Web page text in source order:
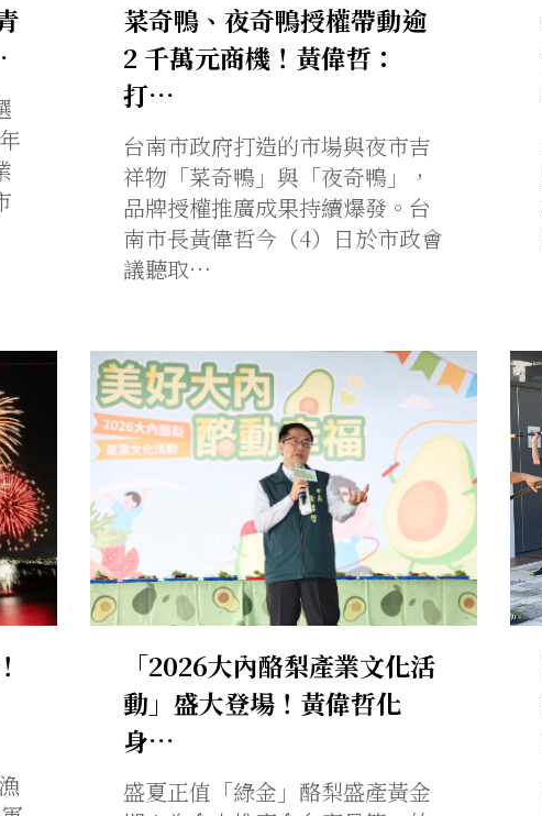
菜奇鴨、夜奇鴨授權帶動逾
2 千萬元商機！黃偉哲：
打…
台南市政府打造的市場與夜市吉
祥物「菜奇鴨」與「夜奇鴨」，
品牌授權推廣成果持續爆發。台
南市長黃偉哲今（4）日於市政會
議聽取…
「2026大內酪梨產業文化活
動」盛大登場！黃偉哲化
身…
盛夏正值「綠金」酪梨盛產黃金